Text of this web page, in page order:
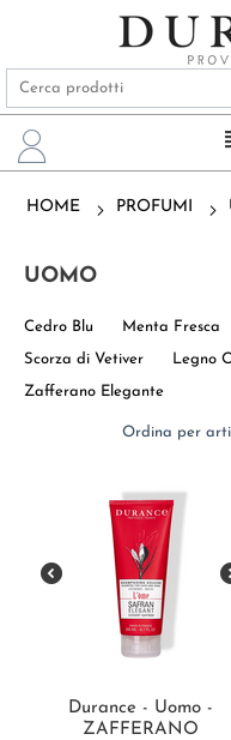
HOME PROFUMI
UOMO
Cedro Blu Menta Fresca
Scorza di Vetiver Legno
Zafferano Elegante
Ordina per
Durance - Uomo -
ZAFFERANO